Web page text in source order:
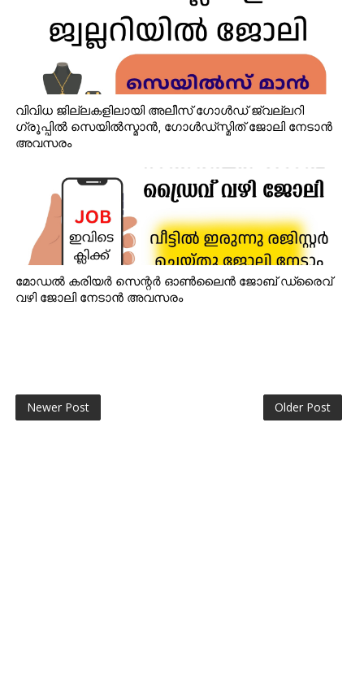
വിവിധ ജില്ലകളിലായി അലീസ് ഗോൾഡ് ജ്വല്ലറി
ഗ്രൂപ്പിൽ സെയിൽസ്മാൻ, ഗോൾഡ്‌സ്മിത് ജോലി നേടാൻ
അവസരം
മോഡൽ കരിയർ സെന്റർ ഓൺലൈൻ ജോബ് ഡ്രൈവ്
വഴി ജോലി നേടാൻ അവസരം
Newer Post Older Post